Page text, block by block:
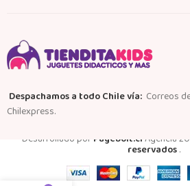
Despachamos a todo Chile vía: Correos
Chilexpress.
Desarrollado por Pagebolt.clAgencia
reservados.